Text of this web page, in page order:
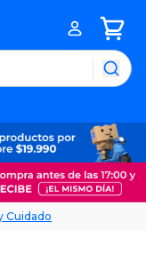
Cuidado